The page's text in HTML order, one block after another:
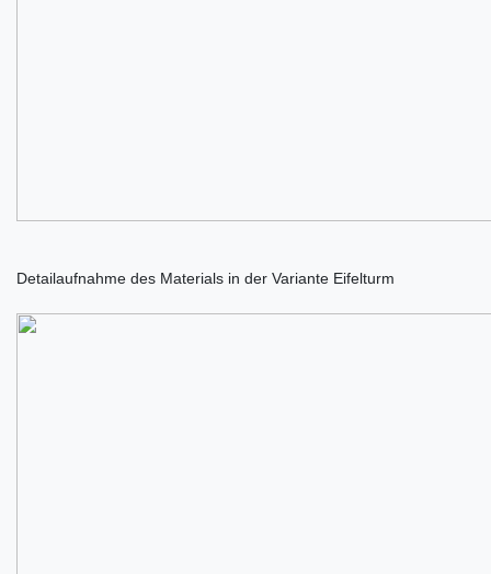
Detailaufnahme des Materials in der Variante Eifelturm